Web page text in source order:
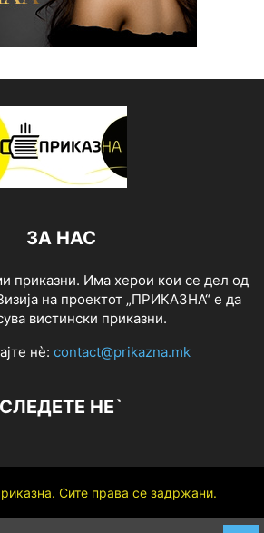
ЗА НАС
приказни. Има херои кои се дел од
на проектот „ПРИКАЗНА“ е да
вистински приказни.
нѐ: contact@prikazna.mk
СЛЕДЕТЕ НЕ`
Сите права се задржани.